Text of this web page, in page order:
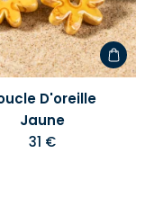
D'oreille
Jaune
31 €